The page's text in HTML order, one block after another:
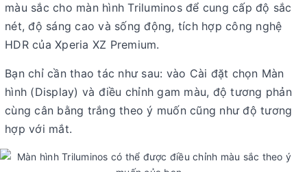
màu sắc cho màn hình Triluminos để cung cấp độ sắc
nét, độ sáng cao và sống động, tích hợp công nghệ
HDR của Xperia XZ Premium.
Bạn chỉ cần thao tác như sau: vào Cài đặt chọn Màn
hình (Display) và điều chỉnh gam màu, độ tương phản
cùng cân bằng trắng theo ý muốn cũng như độ tương
hợp với mắt.